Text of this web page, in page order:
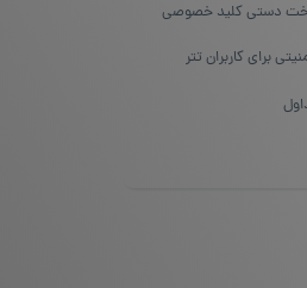
دستی کلید خصوصی
برای کاربران تتر